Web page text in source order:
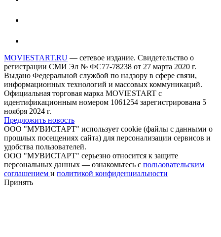
MOVIESTART.RU — сетевое издание. Свидетельство о
регистрации СМИ Эл № ФС77-78238 от 27 марта 2020 г.
Выдано Федеральной службой по надзору в сфере связи,
информационных технологий и массовых коммуникаций.
Официальная торговая марка MOVIESTART с
идентификационным номером 1061254 зарегистрирована 5
ноября 2024 г.
Предложить новость
ООО "МУВИСТАРТ" использует cookie (файлы с данными о
прошлых посещениях сайта) для персонализации сервисов и
удобства пользователей.
ООО "МУВИСТАРТ" серьезно относится к защите
персональных данных — ознакомьтесь с пользовательским
соглашением и политикой конфиденциальности
Принять